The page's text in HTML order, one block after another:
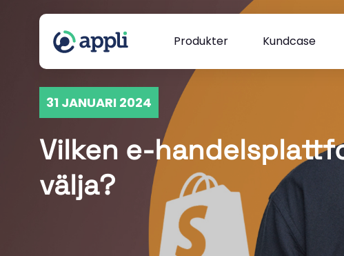
Produkter Kundcase
31 JANUARI 2024
Vilken e-
välja?